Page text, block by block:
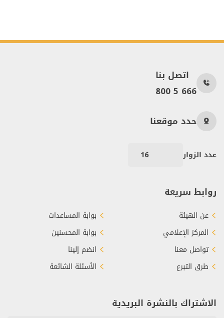
اتصل بنا
800 5 666
حدد موقعنا
عدد الزوار 16
روابط سريعة
عن الهيئة
المركز الإعلامي
تواصل معنا
طرق التبرع
بوابة المساعدات
بوابة المحسنين
انضم إلينا
الأسئلة الشائعة
الاشتراك بالنشرة البريدية